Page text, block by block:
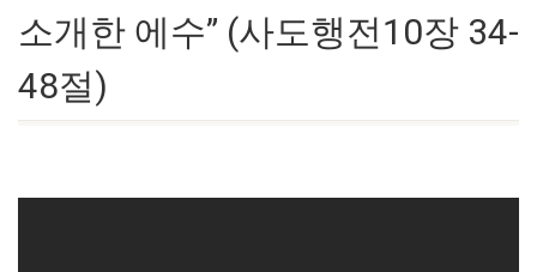
소개한 에수” (사도행전10장 34-
48절)